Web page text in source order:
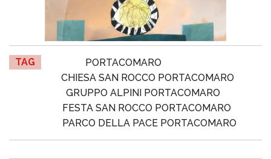
TAG
PORTACOMARO
CHIESA SAN ROCCO PORTACOMARO
GRUPPO ALPINI PORTACOMARO
FESTA SAN ROCCO PORTACOMARO
PARCO DELLA PACE PORTACOMARO